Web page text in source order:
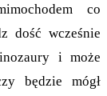
co
dość wcześnie
i może
będzie mógł